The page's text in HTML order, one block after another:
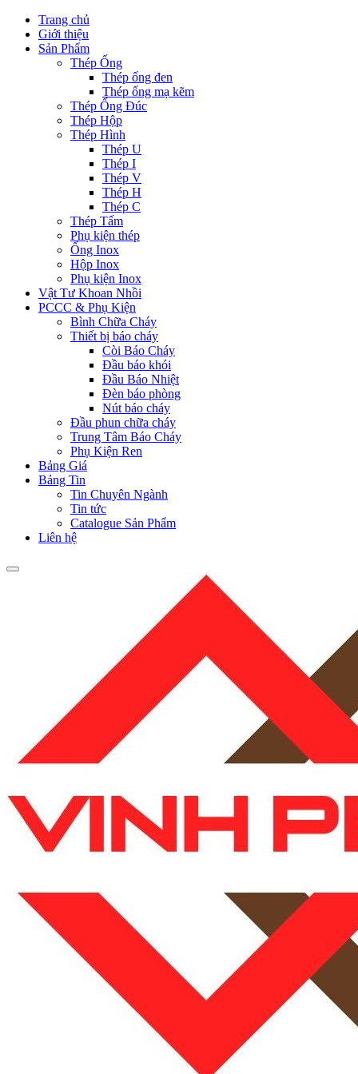
Trang chủ
Giới thiệu
Sản Phẩm
Thép Ống
Thép ống đen
Thép ống mạ kẽm
Thép Ống Đúc
Thép Hộp
Thép Hình
Thép U
Thép I
Thép V
Thép H
Thép C
Thép Tấm
Phụ kiện thép
Ống Inox
Hộp Inox
Phụ kiện Inox
Vật Tư Khoan Nhồi
PCCC & Phụ Kiện
Bình Chữa Cháy
Thiết bị báo cháy
Còi Báo Cháy
Đầu báo khói
Đầu Báo Nhiệt
Đèn báo phòng
Nút báo cháy
Đầu phun chữa cháy
Trung Tâm Báo Cháy
Phụ Kiện Ren
Bảng Giá
Bảng Tin
Tin Chuyên Ngành
Tin tức
Catalogue Sản Phẩm
Liên hệ